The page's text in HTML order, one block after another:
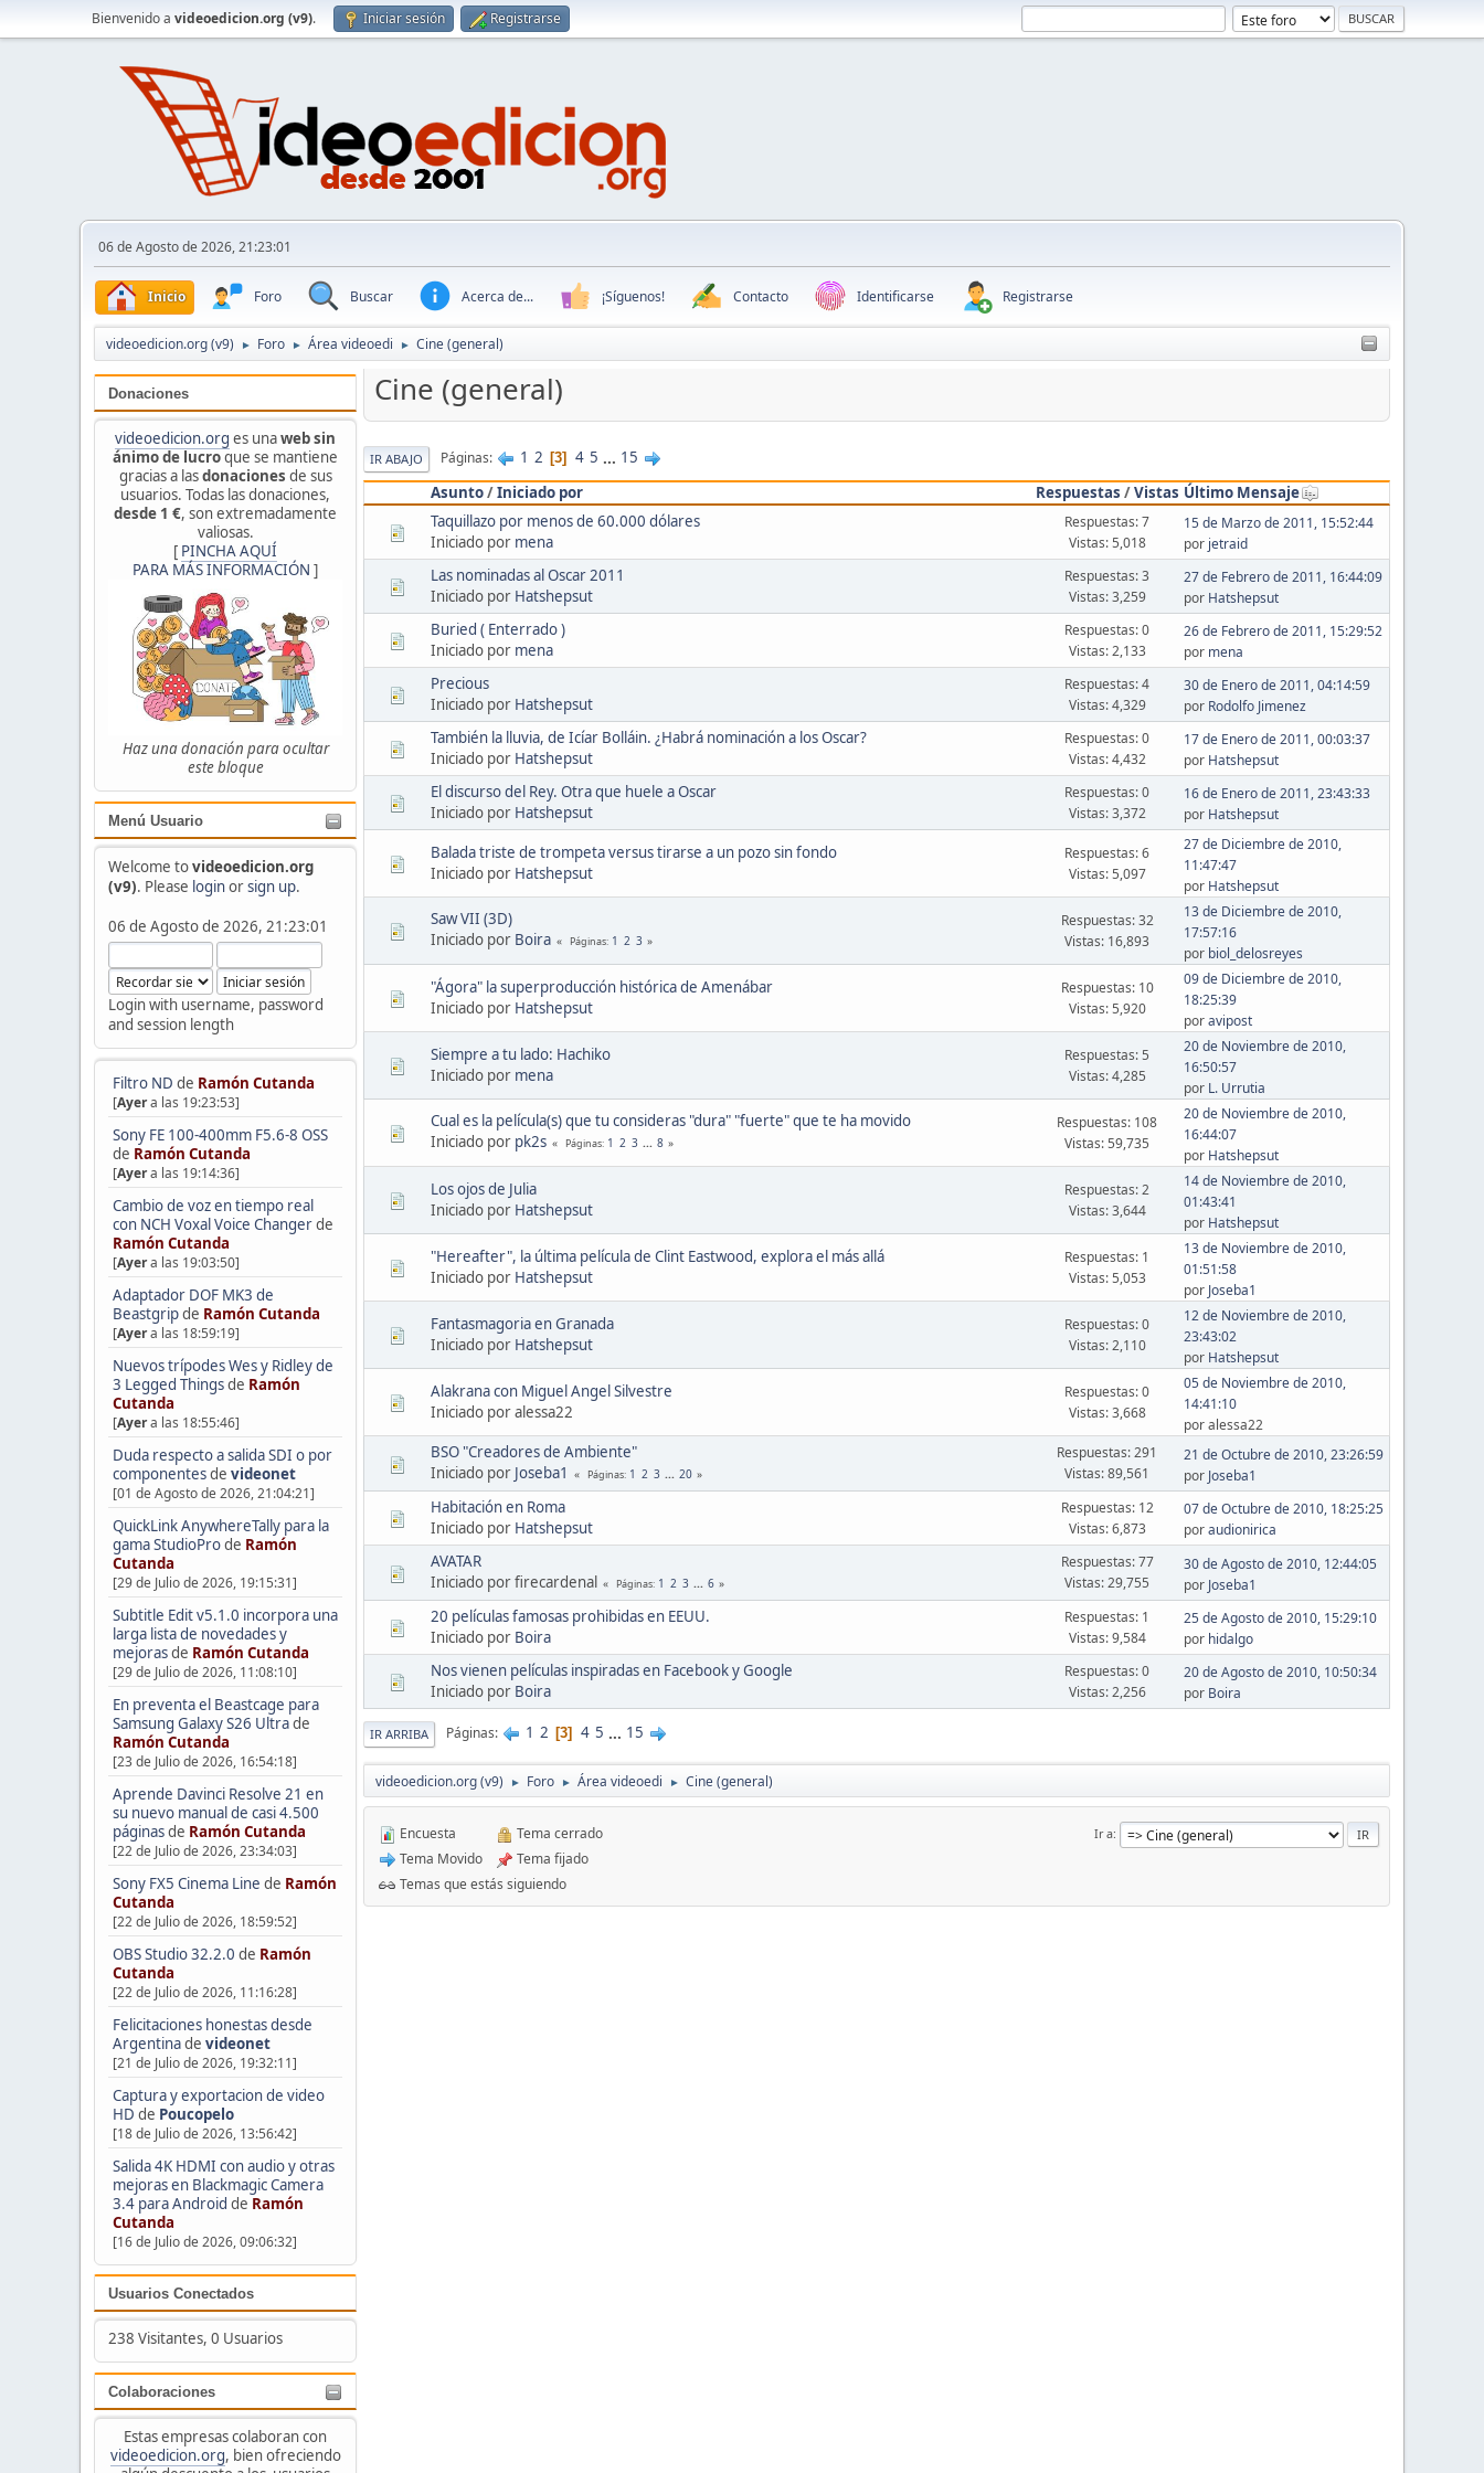
Bienvenido a videoedicion.org (v9). Iniciar sesión Registrarse
06 de Agosto de 2026, 21:23:01
Inicio Foro Buscar Acerca de... ¡Síguenos! Contacto Identificarse Registrarse
videoedicion.org (v9) ► Foro ► Área videoedi ► Cine (general)
Donaciones
videoedicion.org es unaweb sin
ánimo de lucroque se mantiene
gracias a lasdonaciones de sus
usuarios. Todas las donaciones,
desde 1 €, son extremadamente
valiosas.
[ PINCHA AQUÍ
PARA MÁS INFORMACIÓN ]
Haz una donación para ocultar
este bloque
Menú Usuario
Welcome tovideoedicion.org
(v9). Please loginorsign up.
06 de Agosto de 2026, 21:23:01
Login with username, password
and session length
Filtro ND de Ramón Cutanda
[Ayera las 19:23:53]
Sony FE 100-400mm F5.6-8 OSS
de Ramón Cutanda
[Ayera las 19:14:36]
Cambio de voz en tiempo real
con NCH Voxal Voice Changerde
Ramón Cutanda
[Ayera las 19:03:50]
Adaptador DOF MK3 de
Beastgripde Ramón Cutanda
[Ayera las 18:59:19]
Nuevos trípodes Wes y Ridley de
3 Legged Thingsde Ramón
Cutanda
[Ayera las 18:55:46]
Duda respecto a salida SDI o por
componentesde videonet
[01 de Agosto de 2026, 21:04:21]
QuickLink AnywhereTally para la
gama StudioProde Ramón
Cutanda
[29 de Julio de 2026, 19:15:31]
Subtitle Edit v5.1.0 incorpora una
larga lista de novedades y
mejorasde Ramón Cutanda
[29 de Julio de 2026, 11:08:10]
En preventa el Beastcage para
Samsung Galaxy S26 Ultrade
Ramón Cutanda
[23 de Julio de 2026, 16:54:18]
Aprende Davinci Resolve 21 en
su nuevo manual de casi 4.500
páginasde Ramón Cutanda
[22 de Julio de 2026, 23:34:03]
Sony FX5 Cinema Line de Ramón
Cutanda
[22 de Julio de 2026, 18:59:52]
OBS Studio 32.2.0 de Ramón
Cutanda
[22 de Julio de 2026, 11:16:28]
Felicitaciones honestas desde
Argentinade videonet
[21 de Julio de 2026, 19:32:11]
Captura y exportacion de video
HD de Poucopelo
[18 de Julio de 2026, 13:56:42]
Salida 4K HDMI con audio y otras
mejoras en Blackmagic Camera
3.4 para Android de Ramón
Cutanda
[16 de Julio de 2026, 09:06:32]
Usuarios Conectados
238 Visitantes, 0 Usuarios
Colaboraciones
Estas empresas colaboran con
videoedicion.org, bien ofreciendo
Cine (general)
IR ABAJO Páginas 1 2 3 4 5 ... 15
Asunto/Iniciado por Respuestas /Vistas Último Mensaje
Taquillazo por menos de 60.000 dólares
Iniciado por mena
Respuestas: 7
Vistas: 5,018
15 de Marzo de 2011, 15:52:44
por jetraid
Las nominadas al Oscar 2011
Iniciado por Hatshepsut
Respuestas: 3
Vistas: 3,259
27 de Febrero de 2011, 16:44:09
por Hatshepsut
Buried ( Enterrado )
Iniciado por mena
Respuestas: 0
Vistas: 2,133
26 de Febrero de 2011, 15:29:52
por mena
Precious
Iniciado por Hatshepsut
Respuestas: 4
Vistas: 4,329
30 de Enero de 2011, 04:14:59
por Rodolfo Jimenez
También la lluvia, de Icíar Bolláin. ¿Habrá nominación a los Oscar?
Iniciado por Hatshepsut
Respuestas: 0
Vistas: 4,432
17 de Enero de 2011, 00:03:37
por Hatshepsut
El discurso del Rey. Otra que huele a Oscar
Iniciado por Hatshepsut
Respuestas: 0
Vistas: 3,372
16 de Enero de 2011, 23:43:33
por Hatshepsut
Balada triste de trompeta versus tirarse a un pozo sin fondo
Iniciado por Hatshepsut
Respuestas: 6
Vistas: 5,097
27 de Diciembre de 2010,
11:47:47
por Hatshepsut
Saw VII (3D)
Iniciado por Boira Páginas 1 2 3
Respuestas: 32
Vistas: 16,893
13 de Diciembre de 2010,
17:57:16
por biol_delosreyes
"Ágora" la superproducción histórica de Amenábar
Iniciado por Hatshepsut
Respuestas: 10
Vistas: 5,920
09 de Diciembre de 2010,
18:25:39
poravipost
Siempre a tu lado: Hachiko
Iniciado por mena
Respuestas: 5
Vistas: 4,285
20 de Noviembre de 2010,
16:50:57
por L. Urrutia
Cual es la película(s) que tu consideras "dura" "fuerte" que te ha movido
Iniciado por pk2s Páginas 1 2 3 ... 8
Respuestas: 108
Vistas: 59,735
20 de Noviembre de 2010,
16:44:07
por Hatshepsut
Los ojos de Julia
Iniciado por Hatshepsut
Respuestas: 2
Vistas: 3,644
14 de Noviembre de 2010,
01:43:41
por Hatshepsut
"Hereafter", la última película de Clint Eastwood, explora el más allá
Iniciado por Hatshepsut
Respuestas: 1
Vistas: 5,053
13 de Noviembre de 2010,
01:51:58
por Joseba1
Fantasmagoria en Granada
Iniciado por Hatshepsut
Respuestas: 0
Vistas: 2,110
12 de Noviembre de 2010,
23:43:02
por Hatshepsut
Alakrana con Miguel Angel Silvestre
Iniciado por alessa22
Respuestas: 0
Vistas: 3,668
05 de Noviembre de 2010,
14:41:10
por alessa22
BSO "Creadores de Ambiente"
Iniciado por Joseba1 Páginas 1 2 3 ... 20
Respuestas: 291
Vistas: 89,561
21 de Octubre de 2010, 23:26:59
por Joseba1
Habitación en Roma
Iniciado por Hatshepsut
Respuestas: 12
Vistas: 6,873
07 de Octubre de 2010, 18:25:25
poraudionirica
AVATAR
Iniciado por firecardenal
Páginas 1 2 3 ... 6
Respuestas: 77
Vistas: 29,755
30 de Agosto de 2010, 12:44:05
por Joseba1
20 películas famosas prohibidas en EEUU.
Iniciado por Boira
Respuestas: 1
Vistas: 9,584
25 de Agosto de 2010, 15:29:10
por hidalgo
Nos vienen películas inspiradas en Facebook y Google
Iniciado por Boira
Respuestas: 0
Vistas: 2,256
20 de Agosto de 2010, 10:50:34
por Boira
IR ARRIBA Páginas 1 2 3 4 5 ... 15
videoedicion.org (v9) ► Foro ► Área videoedi ► Cine (general)
Ir a
Encuesta
Tema Movido
Tema cerrado
Tema fijado
Temas que estás siguiendo